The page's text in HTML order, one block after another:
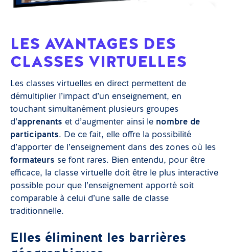
LES AVANTAGES DES
CLASSES VIRTUELLES
Les classes virtuelles en direct permettent de
démultiplier l’impact d’un enseignement, en
touchant simultanément plusieurs groupes
d’apprenants et d’augmenter ainsi le nombre de
participants. De ce fait, elle offre la possibilité
d’apporter de l’enseignement dans des zones où les
formateurs se font rares. Bien entendu, pour être
efficace, la classe virtuelle doit être le plus interactive
possible pour que l’enseignement apporté soit
comparable à celui d’une salle de classe
traditionnelle.
Elles éliminent les barrières